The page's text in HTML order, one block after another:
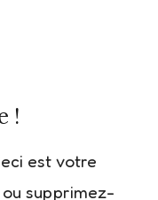
!
est votre
supprimez-